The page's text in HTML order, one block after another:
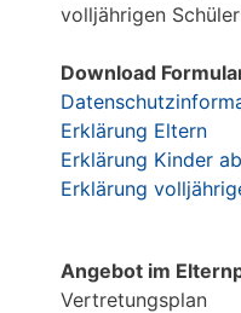
volljährigen
Download
Erklärung Eltern
Erklärung Kinder
Erklärung
Angebot im
Vertretungsplan